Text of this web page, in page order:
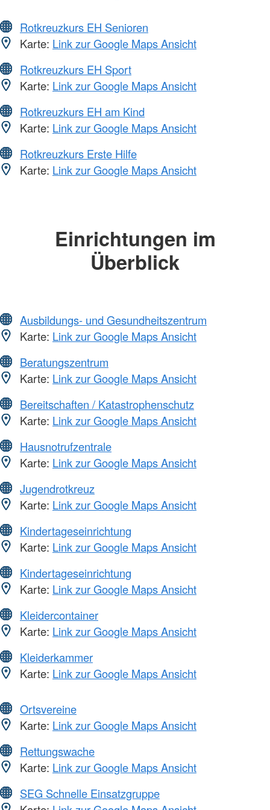
Rotkreuzkurs EH Senioren
Karte: Link zur Google Maps Ansicht
Rotkreuzkurs EH Sport
Karte: Link zur Google Maps Ansicht
Rotkreuzkurs EH am Kind
Karte: Link zur Google Maps Ansicht
Rotkreuzkurs Erste Hilfe
Karte: Link zur Google Maps Ansicht
Einrichtungen im
Überblick
Ausbildungs- und Gesundheitszentrum
Karte: Link zur Google Maps Ansicht
Beratungszentrum
Karte: Link zur Google Maps Ansicht
Bereitschaften / Katastrophenschutz
Karte: Link zur Google Maps Ansicht
Hausnotrufzentrale
Karte: Link zur Google Maps Ansicht
Jugendrotkreuz
Karte: Link zur Google Maps Ansicht
Kindertageseinrichtung
Karte: Link zur Google Maps Ansicht
Kindertageseinrichtung
Karte: Link zur Google Maps Ansicht
Kleidercontainer
Karte: Link zur Google Maps Ansicht
Kleiderkammer
Karte: Link zur Google Maps Ansicht
Ortsvereine
Karte: Link zur Google Maps Ansicht
Rettungswache
Karte: Link zur Google Maps Ansicht
SEG Schnelle Einsatzgruppe